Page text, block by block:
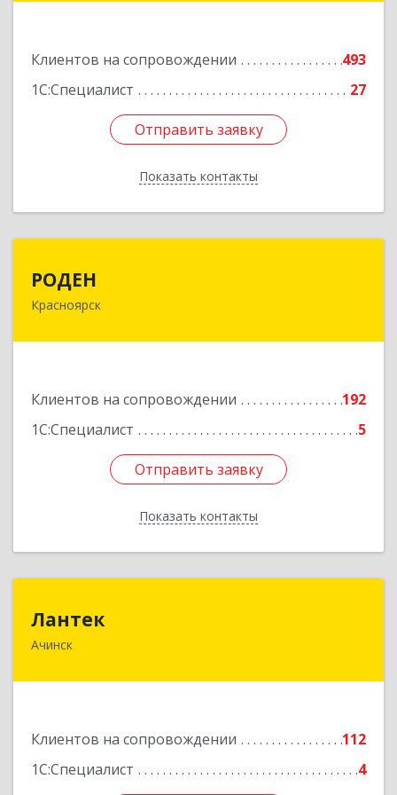
Клиентов на сопровождении
493
1С:Специалист
27
Отправить заявку
Показать контакты
Отправить заявку
Назад
РОДЕН
Красноярск
Клиентов на сопровождении
192
1С:Специалист
5
Отправить заявку
Показать контакты
660064, Красноярский край, Красноярск г, им
Отправить заявку
Назад
Лантек
Ачинск
Клиентов на сопровождении
112
1С:Специалист
4